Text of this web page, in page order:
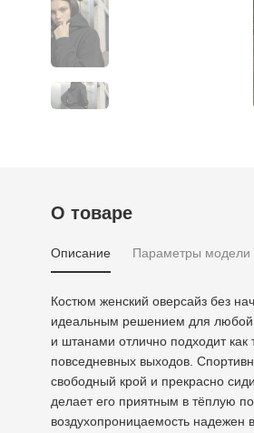
О товаре
Описание Параметры модели
Костюм женский оверсайз без
идеальным решением для любой
и штанами отлично подходит
повседневных выходов.
свободный крой и прекрасно
делает его приятным в тёплую
воздухопроницаемость надежен